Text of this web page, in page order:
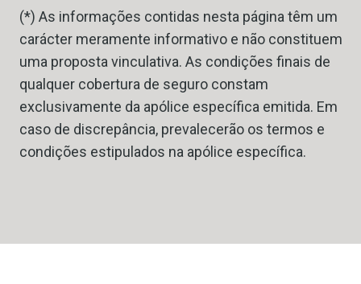
(*) As informações contidas nesta página têm um
carácter meramente informativo e não constituem
uma proposta vinculativa. As condições finais de
qualquer cobertura de seguro constam
exclusivamente da apólice específica emitida. Em
caso de discrepância, prevalecerão os termos e
condições estipulados na apólice específica.